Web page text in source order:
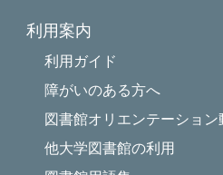
利用案内
利用ガイド
障がいのある方へ
図書館オリエンテーション
他大学図書館の利用